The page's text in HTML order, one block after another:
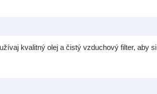
kvalitný olej a čistý vzduchový filter, aby si